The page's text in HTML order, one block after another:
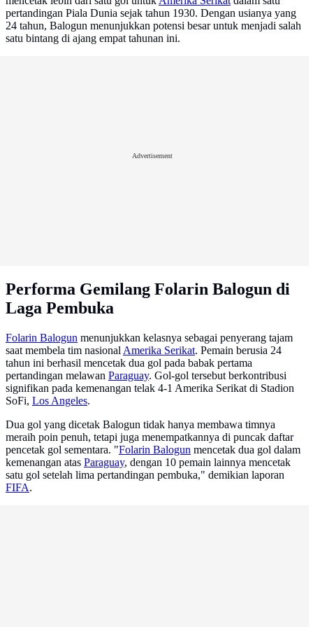
pertandingan Piala Dunia sejak tahun 1930. Dengan usianya yang
24 tahun, Balogun menunjukkan potensi besar untuk menjadi salah
satu bintang di ajang empat tahunan ini.
Advertisement
Performa Gemilang Folarin Balogun di
Laga Pembuka
Folarin Balogun menunjukkan kelasnya sebagai penyerang tajam
saat membela tim nasional Amerika Serikat. Pemain berusia 24
tahun ini berhasil mencetak dua gol pada babak pertama
pertandingan melawan Paraguay. Gol-gol tersebut berkontribusi
signifikan pada kemenangan telak 4-1 Amerika Serikat di Stadion
SoFi, Los Angeles.
Dua gol yang dicetak Balogun tidak hanya membawa timnya
meraih poin penuh, tetapi juga menempatkannya di puncak daftar
pencetak gol sementara. "Folarin Balogun mencetak dua gol dalam
kemenangan atas Paraguay, dengan 10 pemain lainnya mencetak
satu gol setelah lima pertandingan pembuka," demikian laporan
FIFA.